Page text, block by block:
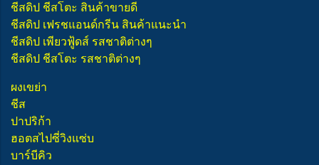
ชีสดิป ชีสโตะ สินค้าขายดี
ชีสดิป เฟรชแอนด์กรีน สินค้าแนะนำ
ชีสดิป เพียวฟู้ดส์ รสชาติต่างๆ
ชีสดิป ชีสโตะ รสชาติต่างๆ
ผงเขย่า
ชีส
ปาปริก้า
ฮอตสไปซี่วิงแซ่บ
บาร์บีคิว